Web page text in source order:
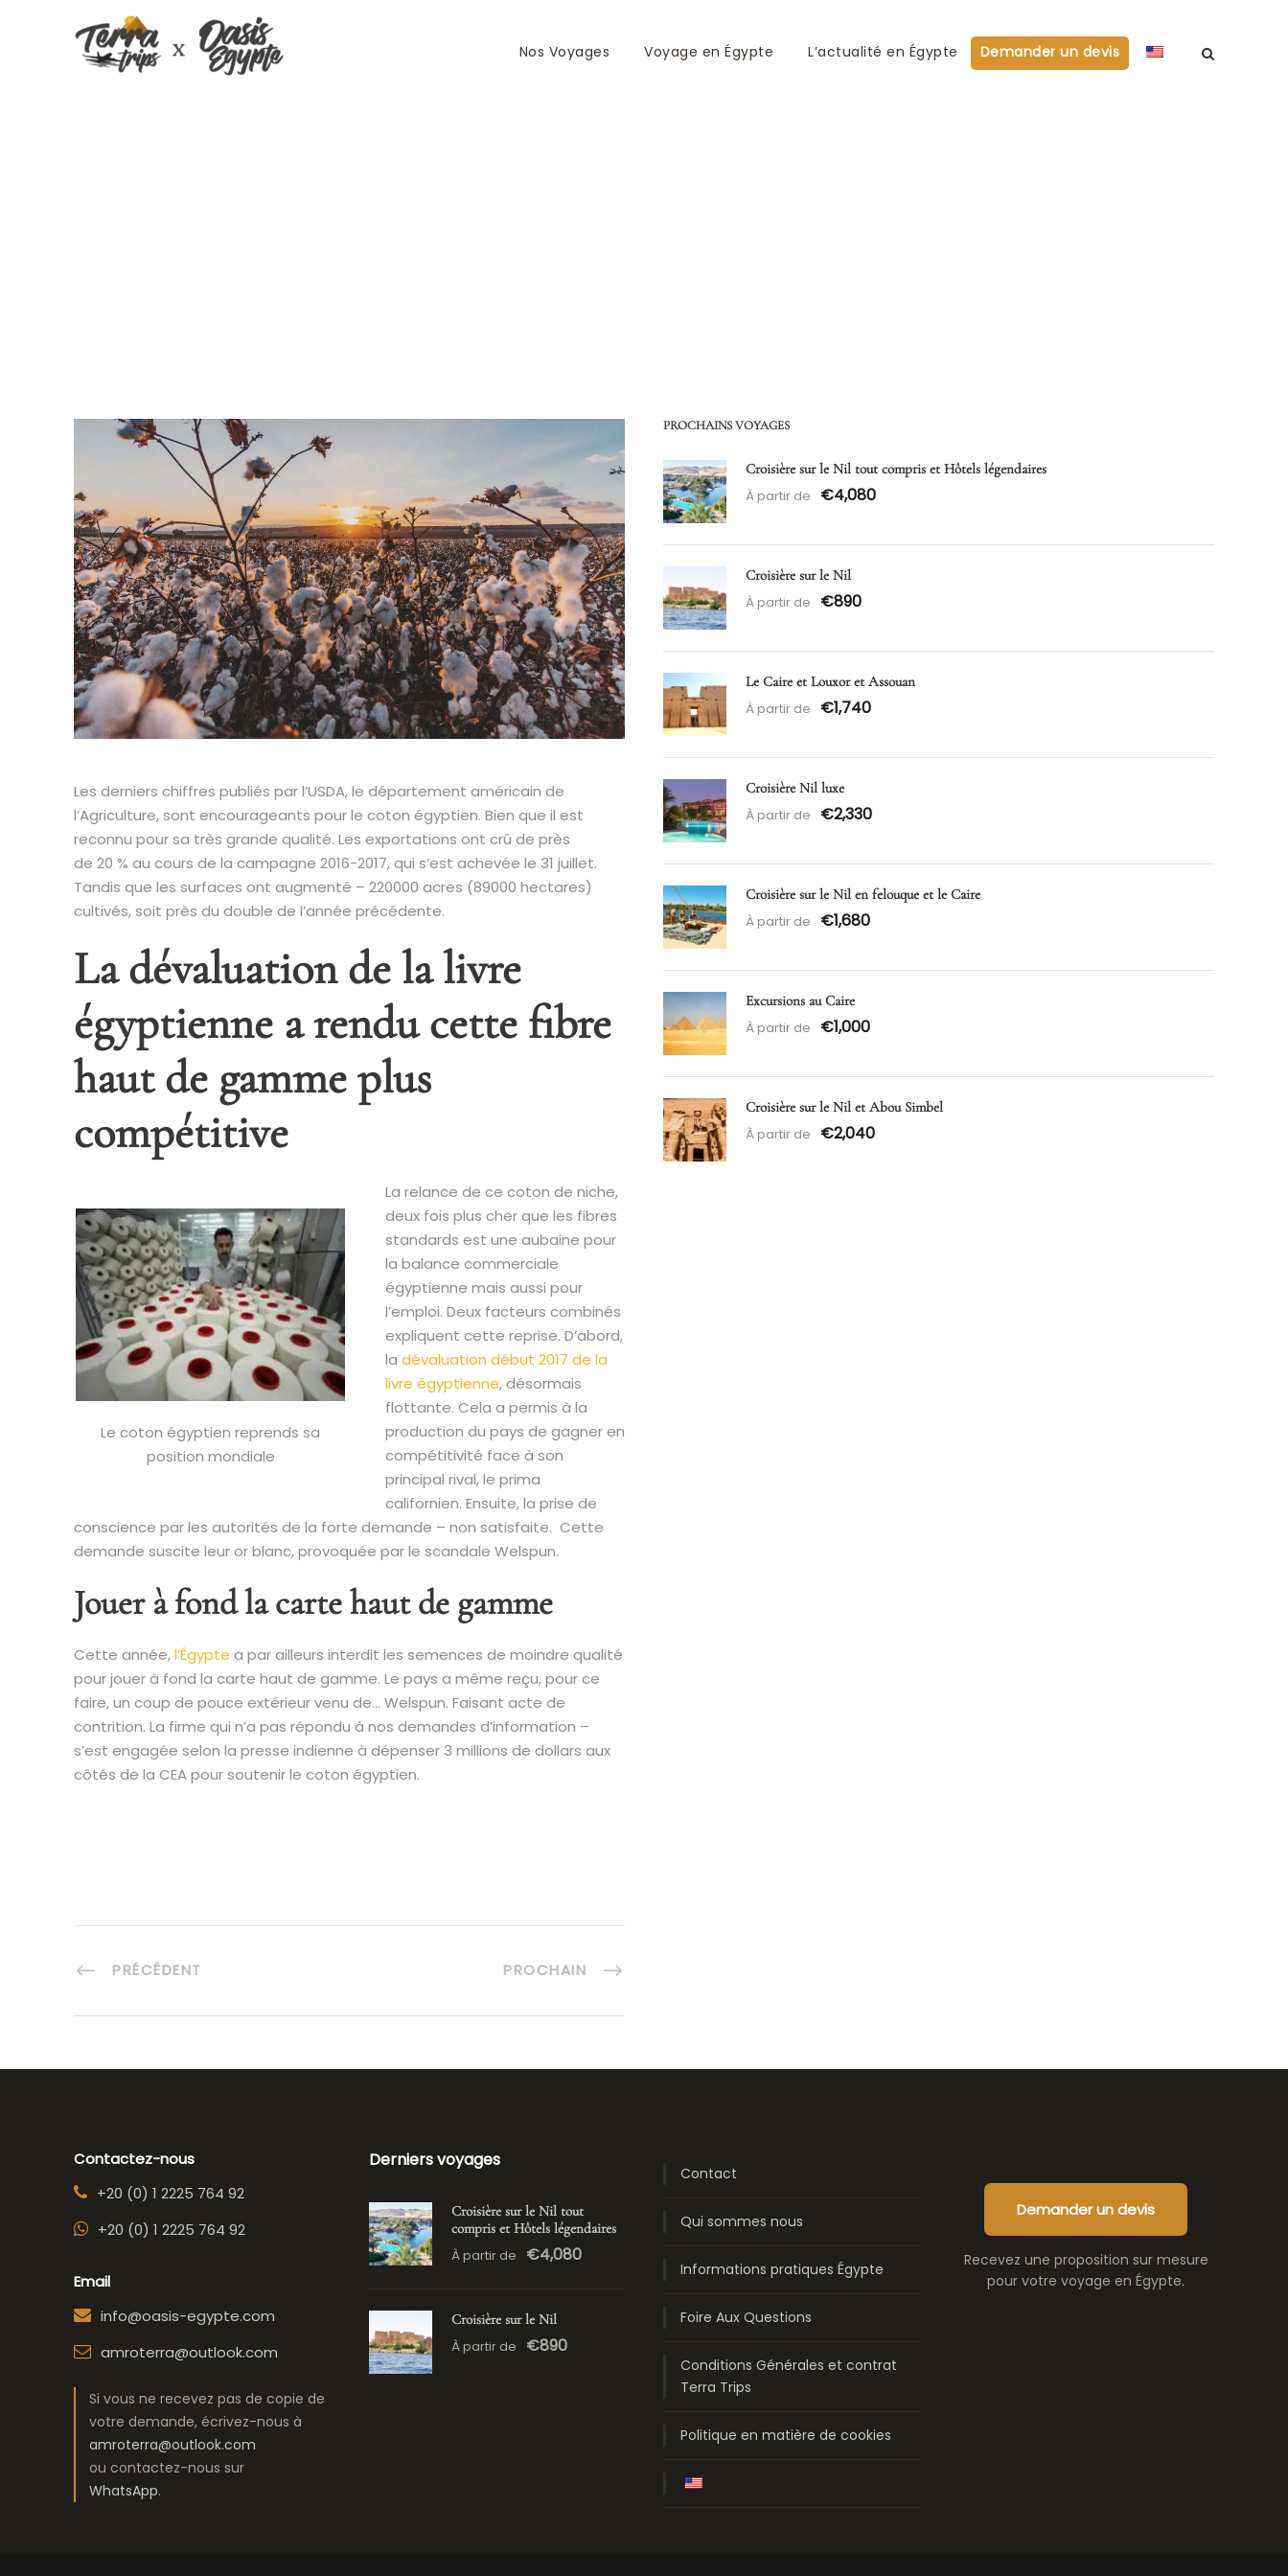
Nos Voyages Voyage en Égypte L’actualité en Égypte Demander un devis
Les derniers chiffres publiés par l’USDA, le département américain de
l’Agriculture, sont encourageants pour le coton égyptien. Bien que il est
reconnu pour sa très grande qualité. Les exportations ont crû de près
de 20 % au cours de la campagne 2016-2017, qui s’est achevée le 31 juillet.
Tandis que les surfaces ont augmenté – 220000 acres (89000 hectares)
cultivés, soit près du double de l’année précédente.
La dévaluation de la livre
égyptienne a rendu cette fibre
haut de gamme plus
compétitive
Le coton égyptien reprends sa
position mondiale
La relance de ce coton de niche,
deux fois plus cher que les fibres
standards est une aubaine pour
la balance commerciale
égyptienne mais aussi pour
l’emploi. Deux facteurs combinés
expliquent cette reprise. D’abord,
la dévaluation début 2017 de la
livre égyptienne, désormais
flottante. Cela a permis à la
production du pays de gagner en
compétitivité face à son
principal rival, le prima
californien. Ensuite, la prise de
conscience par les autorités de la forte demande – non satisfaite. Cette
demande suscite leur or blanc, provoquée par le scandale Welspun.
Jouer à fond la carte haut de gamme
Cette année,l’Égypte a par ailleurs interdit les semences de moindre qualité
pour jouer à fond la carte haut de gamme. Le pays a même reçu, pour ce
faire, un coup de pouce extérieur venu de… Welspun. Faisant acte de
contrition. La firme qui n’a pas répondu à nos demandes d’information –
s’est engagée selon la presse indienne à dépenser 3 millions de dollars aux
côtés de la CEA pour soutenir le coton égyptien.
PRÉCÉDENT PROCHAIN
PROCHAINS VOYAGES
Croisière sur le Nil tout compris et Hôtels légendaires
À partir de €4,080
Croisière sur le Nil
À partir de €890
Le Caire et Louxor et Assouan
À partir de €1,740
Croisière Nil luxe
À partir de €2,330
Croisière sur le Nil en felouque et le Caire
À partir de €1,680
Excursions au Caire
À partir de €1,000
Croisière sur le Nil et Abou Simbel
À partir de €2,040
Contactez-nous
+20 (0) 1 2225 764 92
+20 (0) 1 2225 764 92
Email
info@oasis-egypte.com
amroterra@outlook.com
Si vous ne recevez pas de copie de
votre demande, écrivez-nous à
amroterra@outlook.com
ou contactez-nous sur
WhatsApp.
Derniers voyages
Croisière sur le Nil tout
compris et Hôtels légendaires
À partir de €4,080
Croisière sur le Nil
À partir de €890
Contact
Qui sommes nous
Informations pratiques Égypte
Foire Aux Questions
Conditions Générales et contrat
Terra Trips
Politique en matière de cookies
Demander un devis
Recevez une proposition sur mesure
pour votre voyage en Égypte.